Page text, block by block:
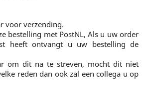
voor verzending.
bestelling met PostNL, Als u uw order
heeft ontvangt u uw bestelling de
om dit na te streven, mocht dit niet
reden dan ook zal een collega u op